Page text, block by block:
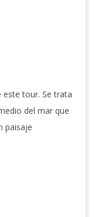
este tour. Se trata
del mar que
paisaje